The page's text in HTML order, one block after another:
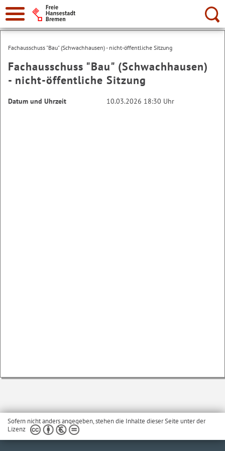
Suche:
Fachausschuss "Bau" (Schwachhausen) - nicht-öffentliche Sitzung
Fachausschuss "Bau" (Schwachhausen)
- nicht-öffentliche Sitzung
Datum und Uhrzeit 10.03.2026 18:30 Uhr
Sofern nicht anders angegeben, stehen die Inhalte dieser Seite unter der
Lizenz